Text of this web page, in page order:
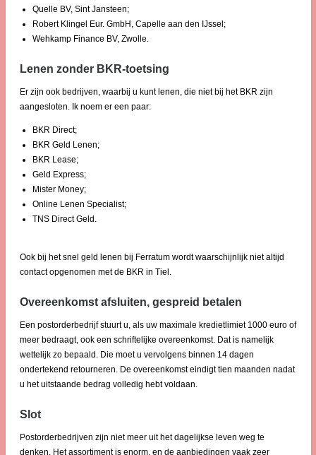
Quelle BV, Sint Jansteen;
Robert Klingel Eur. GmbH, Capelle aan den IJssel;
Wehkamp Finance BV, Zwolle.
Lenen zonder BKR-toetsing
Er zijn ook bedrijven, waarbij u kunt lenen, die niet bij het BKR zijn
aangesloten. Ik noem er een paar:
BKR Direct;
BKR Geld Lenen;
BKR Lease;
Geld Express;
Mister Money;
Online Lenen Specialist;
TNS Direct Geld.
Ook bij het snel geld lenen bij Ferratum wordt waarschijnlijk niet altijd
contact opgenomen met de BKR in Tiel.
Overeenkomst afsluiten, gespreid betalen
Een postorderbedrijf stuurt u, als uw maximale kredietlimiet 1000 euro of
meer bedraagt, ook een schriftelijke overeenkomst. Dat is namelijk
wettelijk zo bepaald. Die moet u vervolgens binnen 14 dagen
ondertekend retourneren. De overeenkomst eindigt tien maanden nadat
u het uitstaande bedrag volledig hebt voldaan.
Slot
Postorderbedrijven zijn niet meer uit het dagelijkse leven weg te
denken. Het assortiment is enorm, en de aanbiedingen vaak zeer